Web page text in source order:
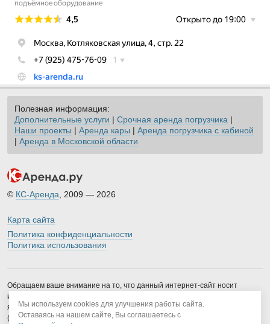
Полезная информация:
Дополнительные услуги | Срочная аренда погрузчика |
Наши проекты | Аренда кары | Аренда погрузчика с кабиной
| Аренда в Московской области
© КС-Аренда , 2009 — 2026
Карта сайта
Политика конфиденциальности
Политика использования
Обращаем ваше внимание на то, что данный интернет-сайт носит
исключительно информационный характер и ни при каких условиях не
является публичной офертой, определяемой положениями Статьи 437
(2) Гражданского кодекса Российской Федерации. Для получения
Мы используем cookies для улучшения работы сайта.
Оставаясь на нашем сайте, Вы соглашаетесь с